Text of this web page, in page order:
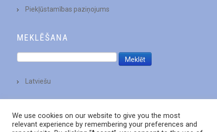
Piekļūstamības paziņojums
MEKLĒŠANA
Latviešu
We use cookies on our website to give you the most
relevant experience by remembering your preferences and